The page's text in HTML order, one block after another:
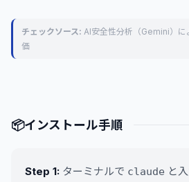
チェックソース: AI安全性分析（Gemini）
価
📦インストール手順
Step 1: ターミナルで claude と